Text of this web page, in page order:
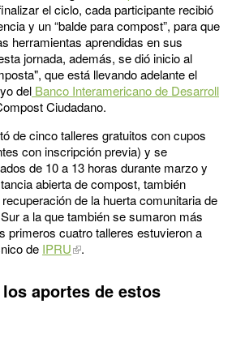
el ciclo, cada participante recibió
y un “balde para compost”, para que
herramientas aprendidas en sus
jornada, además, se dió inicio al
que está llevando adelante el
del Banco Interamericano de Desarroll
Ciudadano.
de cinco talleres gratuitos con cupos
con inscripción previa) y se
de 10 a 13 horas durante marzo y
abierta de compost, también
de la huerta comunitaria de
a la que también se sumaron más
cuatro talleres estuvieron a
de IPRU .
aportes de estos